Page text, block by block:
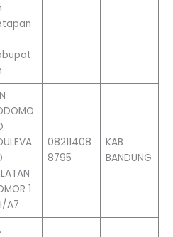
1
A7
08211408
8795
KAB
BANDUNG